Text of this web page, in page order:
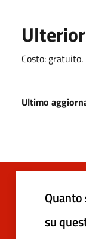
Costo: gratuito.
Ultimo
su